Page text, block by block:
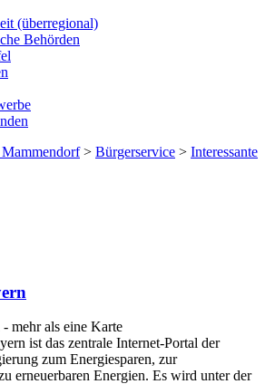
(überregional)
Behörden
> Bürgerservice > Interessante
mehr als eine Karte
ist das zentrale Internet-Portal der
zum Energiesparen, zur
erneuerbaren Energien. Es wird unter der